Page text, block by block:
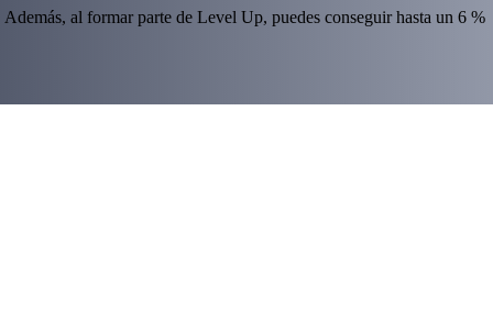
al formar parte de Level Up, puedes conseguir hasta un 6 %